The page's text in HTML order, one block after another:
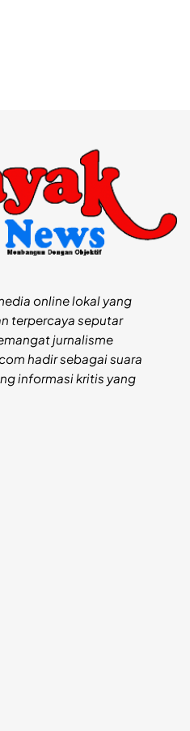
online lokal yang
terpercaya seputar
jurnalisme
hadir sebagai suara
informasi kritis yang